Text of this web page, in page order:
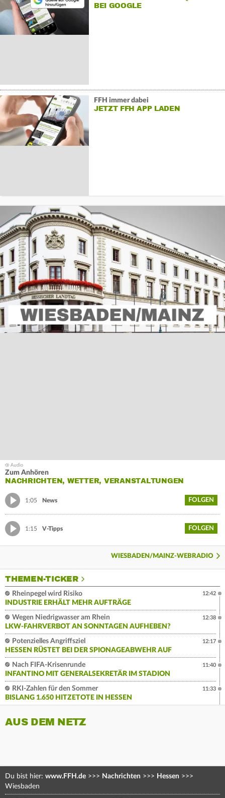
BEI GOOGLE
FFH immer dabei
JETZT FFH APP LADEN
Zum Anhören
NACHRICHTEN, WETTER, VERANSTALTUNGEN
1:05 News FOLGEN
1:15 V-Tipps FOLGEN
WIESBADEN/MAINZ-WEBRADIO
THEMEN-TICKER
Rheinpegel wird Risiko
INDUSTRIE ERHÄLT MEHR AUFTRÄGE
12:42
Wegen Niedrigwasser am Rhein
LKW-FAHRVERBOT AN SONNTAGEN AUFHEBEN?
12:38
Potenzielles Angriffsziel
HESSEN RÜSTET BEI DER SPIONAGEABWEHR AUF
12:17
Nach FIFA-Krisenrunde
INFANTINO MIT GENERALSEKRETÄR IM STADION
11:40
RKI-Zahlen für den Sommer
BISLANG 1.650 HITZETOTE IN HESSEN
11:33
AUS DEM NETZ
Du bist hier: www.FFH.de >>> Nachrichten >>> Hessen >>>
Wiesbaden